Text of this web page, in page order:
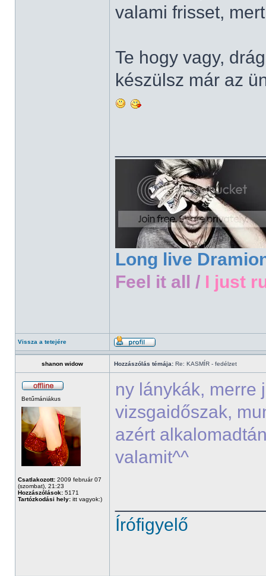
valami frisset,
Te hogy vagy,
készülsz már az
Long live
Feel it all / I just
Vissza a tetejére
shanon widow Hozzászólás témája: Re: KASMÍR - fedélzet
Betűmániákus
Csatlakozott: 2009 február 07
(szombat), 21:23
Hozzászólások: 5171
Tartózkodási hely: itt vagyok:)
ny lánykák, merre
vizsgaidőszak,
azért
valamit^^
Írófigyelő